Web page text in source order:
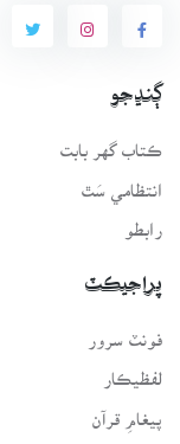
ڳنڍجو
ڪتاب گهر بابت
انتظامي سَٿ
رابطو
پراجيڪٽ
لفظيڪار
پيغامِ قرآن